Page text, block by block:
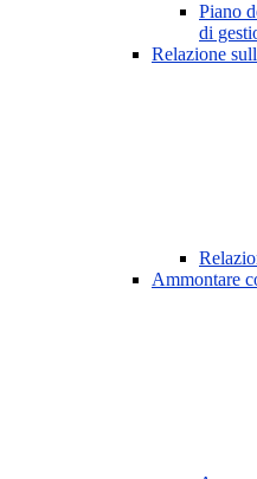
Piano
di
Relazione
Ammontare